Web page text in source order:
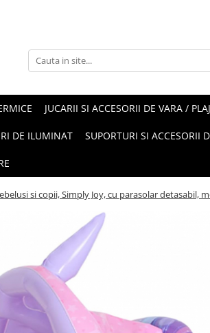
JUCARII SI ACCESORII DE VARA /
DE ILUMINAT SUPORTURI SI ACCESORII
si copii, Simply Joy, cu parasolar detasabil,